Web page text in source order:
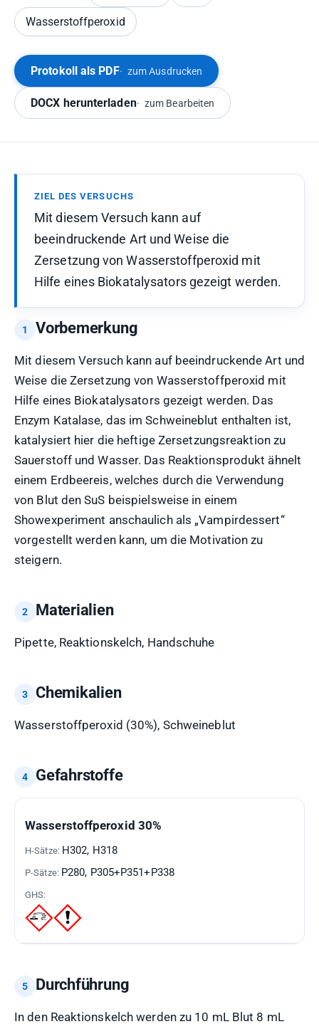
Wasserstoffperoxid
Protokoll als PDF zum Ausdrucken
DOCX herunterladen zum Bearbeiten
ZIEL DES VERSUCHS
Mit diesem Versuch kann auf
beeindruckende Art und Weise die
Zersetzung von Wasserstoffperoxid mit
Hilfe eines Biokatalysators gezeigt werden.
Vorbemerkung
Mit diesem Versuch kann auf beeindruckende Art und
Weise die Zersetzung von Wasserstoffperoxid mit
Hilfe eines Biokatalysators gezeigt werden. Das
Enzym Katalase, das im Schweineblut enthalten ist,
katalysiert hier die heftige Zersetzungsreaktion zu
Sauerstoff und Wasser. Das Reaktionsprodukt ähnelt
einem Erdbeereis, welches durch die Verwendung
von Blut den SuS beispielsweise in einem
Showexperiment anschaulich als „Vampirdessert“
vorgestellt werden kann, um die Motivation zu
steigern.
Materialien
Pipette, Reaktionskelch, Handschuhe
Chemikalien
Wasserstoffperoxid (30%), Schweineblut
Gefahrstoffe
GEFAHRSTOFF
H-
P-
Wasserstoffperoxid 30%
H302, H318
P280, P305+P351+P338
Durchführung
In den Reaktionskelch werden zu 10 mL Blut 8 mL